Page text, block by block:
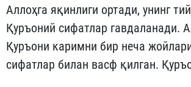
Аллоҳга яқинлиги ортади, унинг
Қуръоний сифатлар гавдаланади.
Қуръони каримни бир неча
сифатлар билан васф қилган.